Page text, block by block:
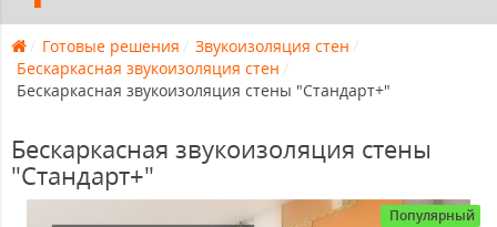
Готовые решения
Звукоизоляция стен
Бескаркасная звукоизоляция стен
Бескаркасная звукоизоляция стены "Стандарт+"
Бескаркасная звукоизоляция стены
"Стандарт+"
Популярный